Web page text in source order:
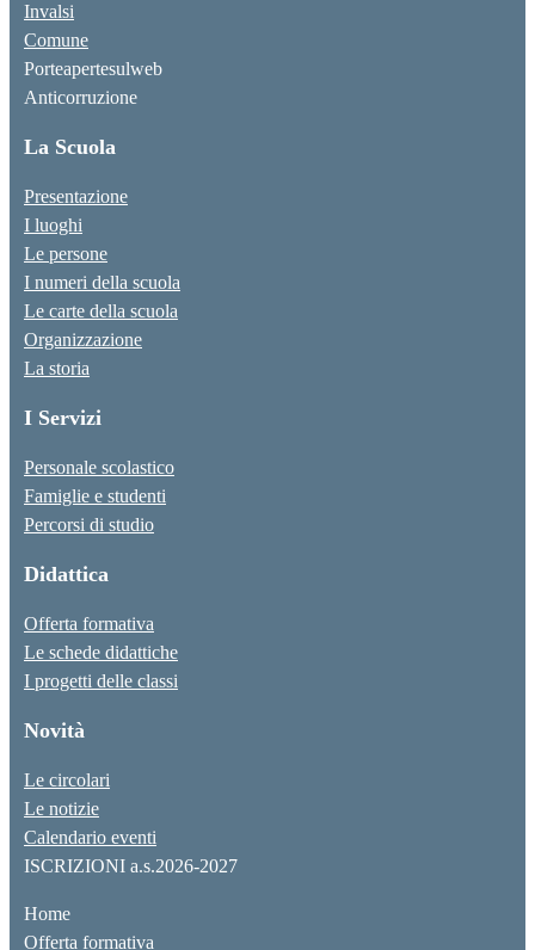
Invalsi
Comune
Porteapertesulweb
Anticorruzione
La Scuola
Presentazione
I luoghi
Le persone
I numeri della scuola
Le carte della scuola
Organizzazione
La storia
I Servizi
Personale scolastico
Famiglie e studenti
Percorsi di studio
Didattica
Offerta formativa
Le schede didattiche
I progetti delle classi
Novità
Le circolari
Le notizie
Calendario eventi
ISCRIZIONI a.s.2026-2027
Home
Offerta formativa